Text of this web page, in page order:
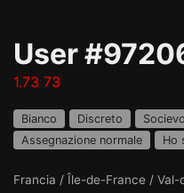
User
1.73 73
Bianco Discreto
Assegnazione normale
Ho
Francia / Île-de-France / Val-